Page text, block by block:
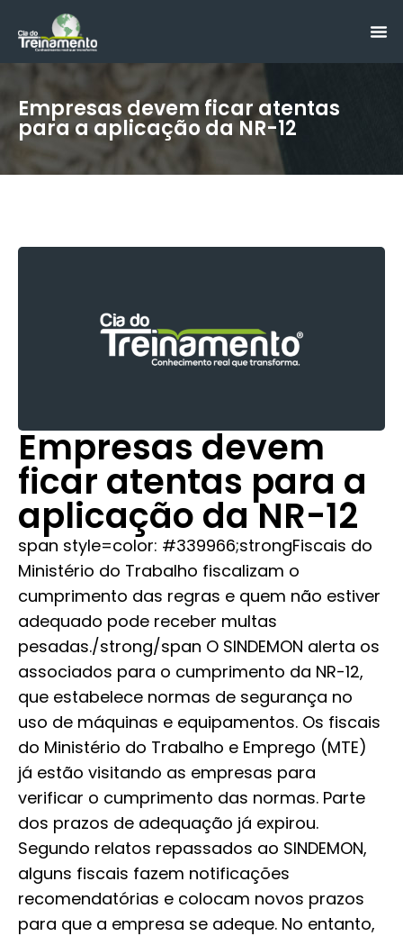
Empresas devem ficar atentas
para a aplicação da NR-12
Empresas devem
ficar atentas para a
aplicação da NR-12
span style=color: #339966;strongFiscais do
Ministério do Trabalho fiscalizam o
cumprimento das regras e quem não estiver
adequado pode receber multas
pesadas./strong/span O SINDEMON alerta os
associados para o cumprimento da NR-12,
que estabelece normas de segurança no
uso de máquinas e equipamentos. Os fiscais
do Ministério do Trabalho e Emprego (MTE)
já estão visitando as empresas para
verificar o cumprimento das normas. Parte
dos prazos de adequação já expirou.
Segundo relatos repassados ao SINDEMON,
alguns fiscais fazem notificações
recomendatórias e colocam novos prazos
para que a empresa se adeque. No entanto,